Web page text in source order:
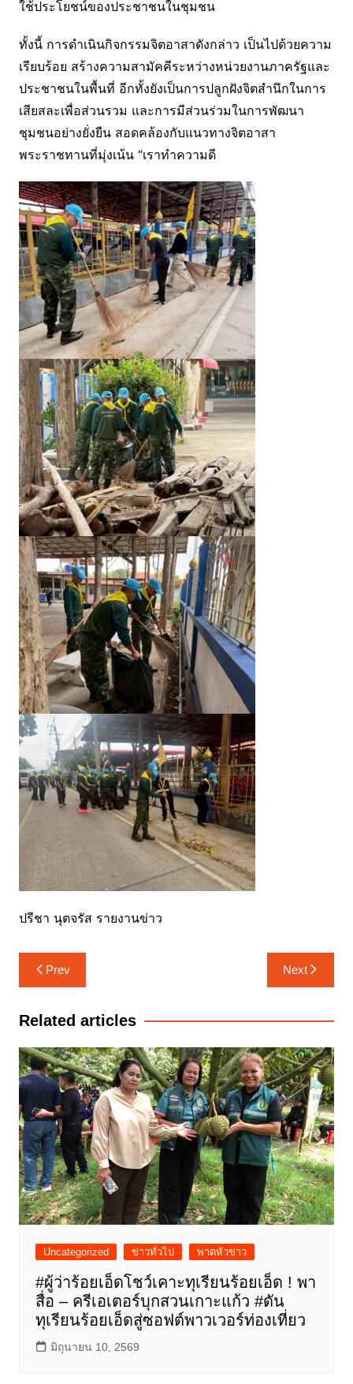
ใช้ประโยชน์ของประชาชนในชุมชน
ทั้งนี้ การดำเนินกิจกรรมจิตอาสาดังกล่าว เป็นไปด้วยความ
เรียบร้อย สร้างความสามัคคีระหว่างหน่วยงานภาครัฐและ
ประชาชนในพื้นที่ อีกทั้งยังเป็นการปลูกฝังจิตสำนึกในการ
เสียสละเพื่อส่วนรวม และการมีส่วนร่วมในการพัฒนา
ชุมชนอย่างยั่งยืน สอดคล้องกับแนวทางจิตอาสา
พระราชทานที่มุ่งเน้น “เราทำความดี
ปรีชา นุตจรัส รายงานข่าว
แนะแนว
เรื่อง
Prev Next
Related articles
Uncategorized ข่าวทั่วไป พาดหัวข่าว
#ผู้ว่าร้อยเอ็ดโชว์เคาะทุเรียนร้อยเอ็ด ! พา
สื่อ – ครีเอเตอร์บุกสวนเกาะแก้ว #ดัน
ทุเรียนร้อยเอ็ดสู่ซอฟต์พาวเวอร์ท่องเที่ยว
มิถุนายน 10, 2569